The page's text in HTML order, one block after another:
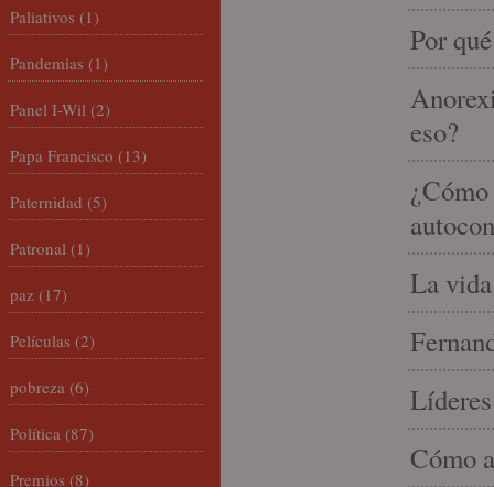
Por
eso?
La
Cómo
Paliativos (1)
Pandemias (1)
Panel I-Wil (2)
Papa Francisco (13)
Paternidad (5)
Patronal (1)
paz (17)
Películas (2)
pobreza (6)
Política (87)
Premios (8)